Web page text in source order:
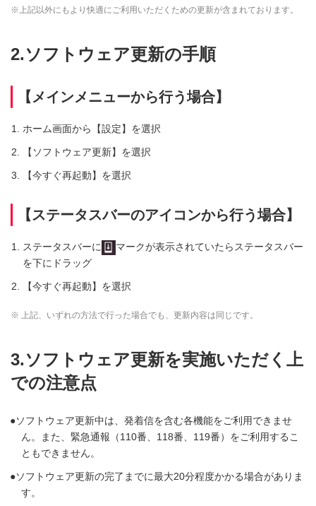
※上記以外にもより快適にご利用いただくための更新が含まれております。
2.ソフトウェア更新の手順
【メインメニューから行う場合】
ホーム画面から【設定】を選択
【ソフトウェア更新】を選択
【今すぐ再起動】を選択
【ステータスバーのアイコンから行う場合】
ステータスバーに
マークが表示されていたらステータスバー
を下にドラッグ
【今すぐ再起動】を選択
※ 上記、いずれの方法で行った場合でも、更新内容は同じです。
3.ソフトウェア更新を実施いただく上
での注意点
ソフトウェア更新中は、発着信を含む各機能をご利用できませ
ん。また、緊急通報（110番、118番、119番）をご利用するこ
ともできません。
ソフトウェア更新の完了までに最大20分程度かかる場合がありま
す。